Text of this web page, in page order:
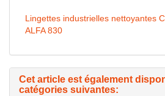
Lingettes industrielles nettoyantes
ALFA 830
Cet article est également
catégories suivantes: